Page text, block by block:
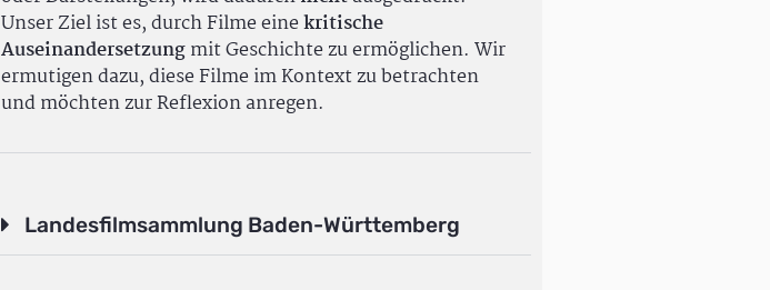
Unser Ziel ist es, durch Filme einekritische
Auseinandersetzungmit Geschichte zu ermöglichen. Wir
ermutigen dazu, diese Filme im Kontext zu betrachten
und möchten zur Reflexion anregen.
Landesfilmsammlung Baden-Württemberg